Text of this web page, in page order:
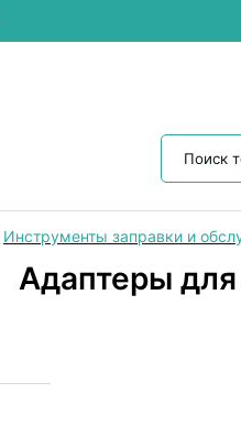
Инструменты заправки и
Адаптеры